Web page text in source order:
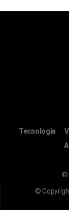
Tecnología
©
©